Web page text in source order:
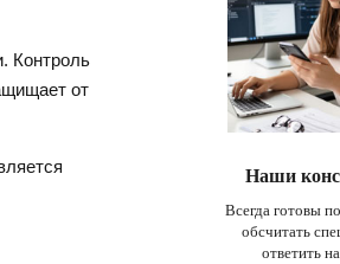
Контроль
от
Наши
Всегда готовы
обсчитать
ответить